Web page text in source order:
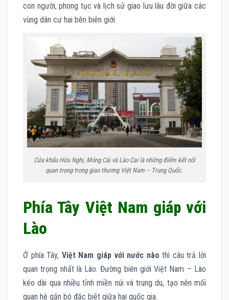
con người, phong tục và lịch sử giao lưu lâu đời giữa các
vùng dân cư hai bên biên giới.
Cửa khẩu Hữu Nghị, Móng Cái và Lào Cai là những điểm kết nối
quan trọng trong giao thương Việt Nam – Trung Quốc.
Phía Tây Việt Nam giáp với
Lào
Ở phía Tây, Việt Nam giáp với nước nào thì câu trả lời
quan trọng nhất là Lào. Đường biên giới Việt Nam – Lào
kéo dài qua nhiều tỉnh miền núi và trung du, tạo nên mối
quan hệ gắn bó đặc biệt giữa hai quốc gia.